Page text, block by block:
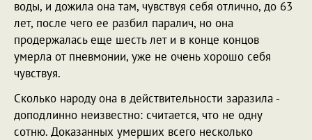
воды, и дожила она там, чувствуя себя отлично, до 63
лет, после чего ее разбил паралич, но она
продержалась еще шесть лет и в конце концов
умерла от пневмонии, уже не очень хорошо себя
чувствуя.
Сколько народу она в действительности заразила -
доподлинно неизвестно: считается, что не одну
сотню. Доказанных умерших всего несколько